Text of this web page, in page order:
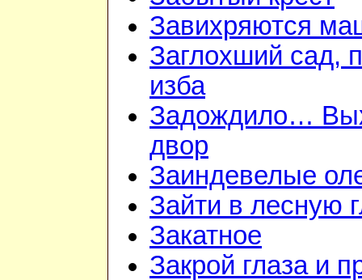
Завихряются
Заглохший сад,
изба
Задождило…
двор
Заиндевелые
Зайти в лесную
Закатное
Закрой глаза и